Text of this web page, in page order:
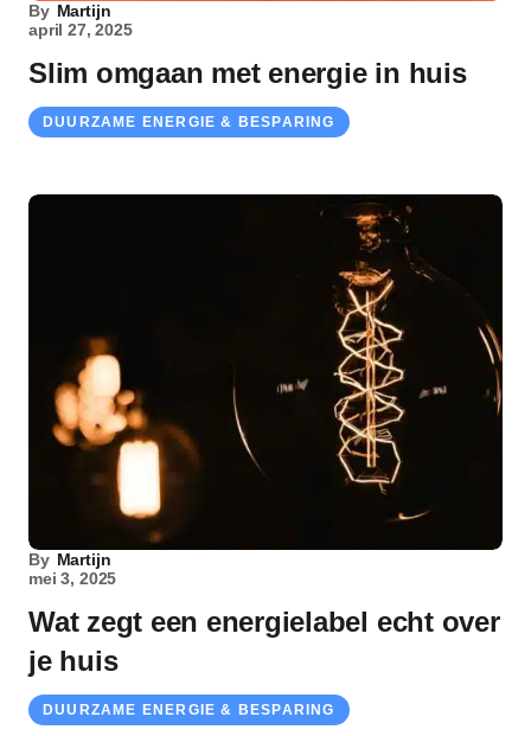
By Martijn
april 27, 2025
Slim omgaan met energie in huis
DUURZAME ENERGIE & BESPARING
By Martijn
mei 3, 2025
Wat zegt een energielabel echt over
je huis
DUURZAME ENERGIE & BESPARING